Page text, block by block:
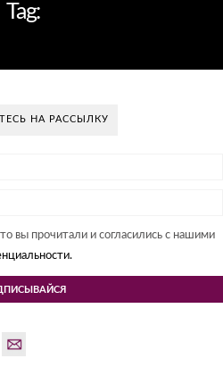
Tag:
НА РАССЫЛКУ
вы прочитали и согласились с нашими